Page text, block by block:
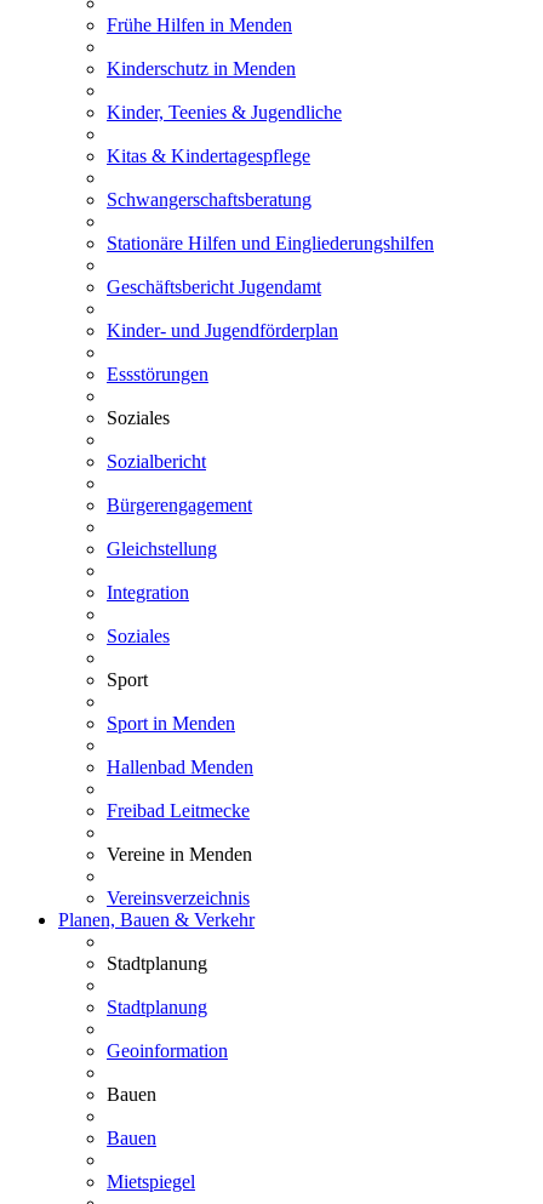
Frühe Hilfen in Menden
Kinderschutz in Menden
Kinder, Teenies & Jugendliche
Kitas & Kindertagespflege
Schwangerschaftsberatung
Stationäre Hilfen und Eingliederungshilfen
Geschäftsbericht Jugendamt
Kinder- und Jugendförderplan
Essstörungen
Soziales
Sozialbericht
Bürgerengagement
Gleichstellung
Integration
Soziales
Sport
Sport in Menden
Hallenbad Menden
Freibad Leitmecke
Vereine in Menden
Vereinsverzeichnis
Planen, Bauen & Verkehr
Stadtplanung
Stadtplanung
Geoinformation
Bauen
Bauen
Mietspiegel